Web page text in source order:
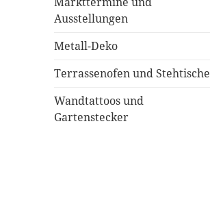
Ausstellungen
Metall-Deko
Terrassenofen und Stehtische
Wandtattoos und
Gartenstecker